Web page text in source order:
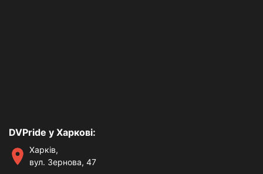
DVPride у Харкові:
Харків,
вул. Зернова, 47